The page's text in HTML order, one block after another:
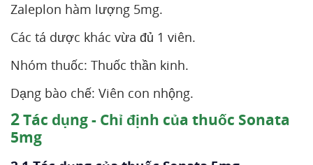
Zaleplon hàm lượng 5mg.
Các tá dược khác vừa đủ 1 viên.
Nhóm thuốc: Thuốc thần kinh.
Dạng bào chế: Viên con nhộng.
2Tác dụng - Chỉ định của thuốc Sonata
5mg